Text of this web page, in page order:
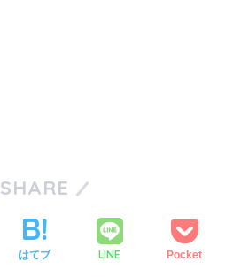
SHARE
はてブ LINE Pocket